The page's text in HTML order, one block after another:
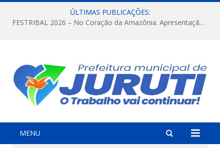
ÚLTIMAS PUBLICAÇÕES:
FESTRIBAL 2026 – No Coração da Amazônia. Apresentação da Munduruku.
MENU